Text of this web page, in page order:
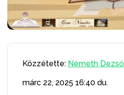
Közzétette: Németh Dezső
márc 22, 2025 16:40 du.